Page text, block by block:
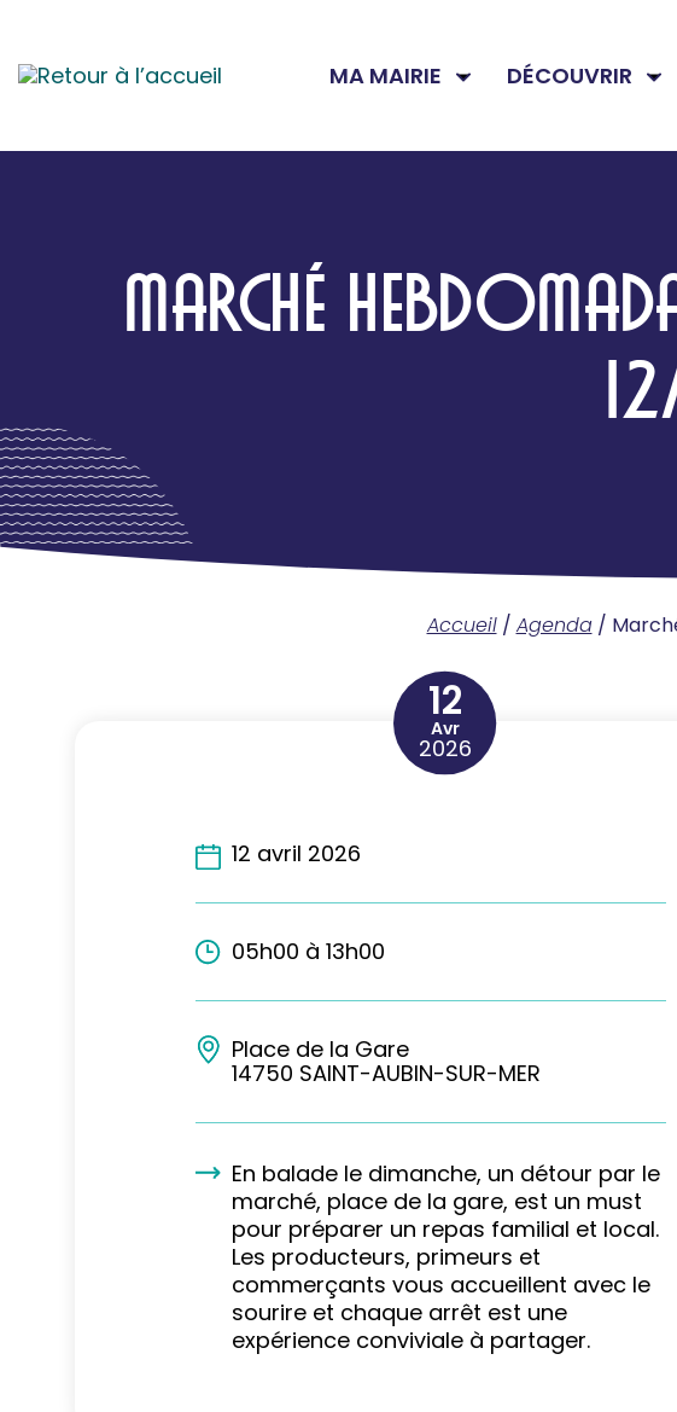
MA MAIRIE DÉCOUVRIR
MARCHÉ
Accueil/ Agenda/
12
Avr
2026
12 avril 2026
05h00 à 13h00
Place de la Gare
14750 SAINT-AUBIN-SUR-MER
En balade le dimanche, un détour par le
marché, place de la gare, est un must
pour préparer un repas familial et local.
Les producteurs, primeurs et
commerçants vous accueillent avec le
sourire et chaque arrêt est une
expérience conviviale à partager.